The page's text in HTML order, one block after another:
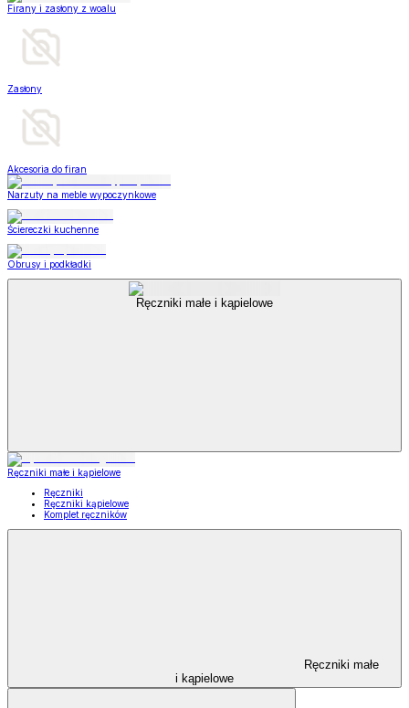
Firany i zasłony z woalu
Zasłony
Akcesoria do firan
Narzuty na meble wypoczynkowe
Ściereczki kuchenne
Obrusy i podkładki
Ręczniki małe i kąpielowe
Ręczniki małe i kąpielowe
Ręczniki
Ręczniki kąpielowe
Komplet ręczników
Ręczniki małe
i kąpielowe